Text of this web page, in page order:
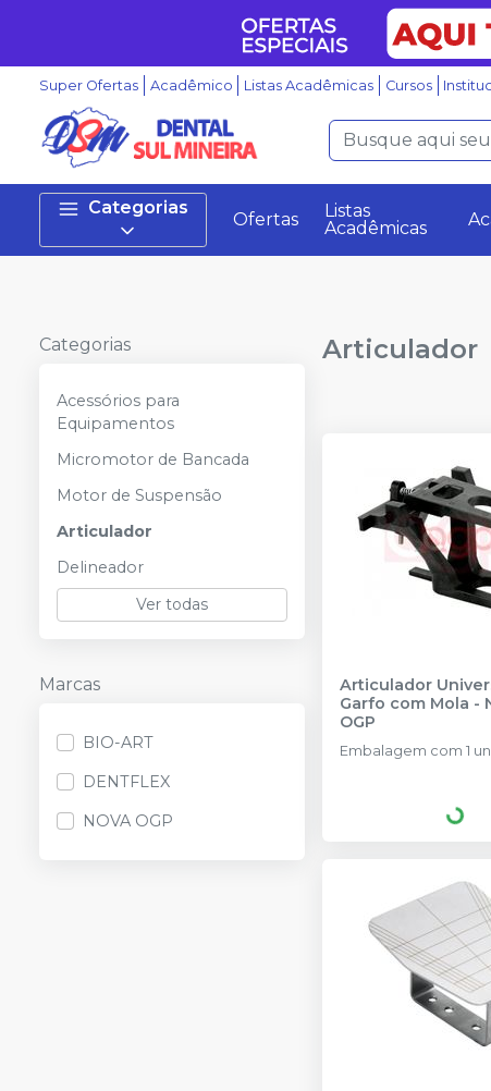
Super Ofertas Acadêmico Listas Acadêmicas Cursos
Categorias
Ofertas
Listas
Acadêmicas
Categorias
Acessórios para
Equipamentos
Micromotor de Bancada
Motor de Suspensão
Articulador
Delineador
Ver todas
Marcas
BIO-ART
DENTFLEX
NOVA OGP
Articulador
Articulador
Garfo com Mola -
OGP
Embalagem com 1